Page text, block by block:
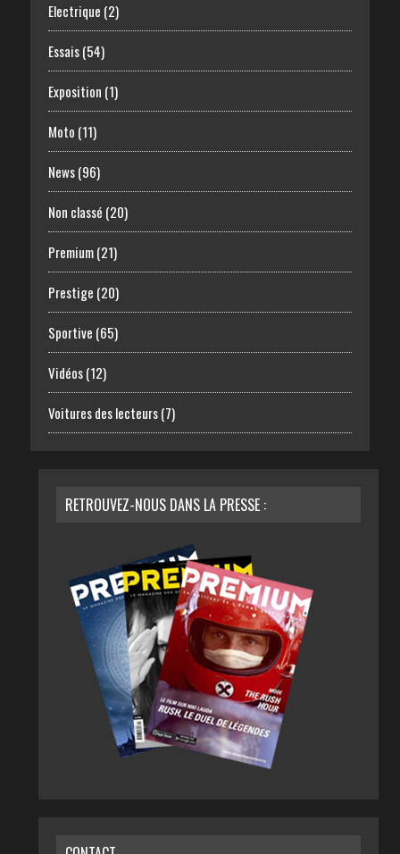
Electrique (2)
Essais(54)
Exposition (1)
Moto (11)
News(96)
Non classé (20)
Premium(21)
Prestige (20)
Sportive (65)
Vidéos(12)
Voitures des lecteurs(7)
RETROUVEZ-NOUS DANS LA PRESSE :